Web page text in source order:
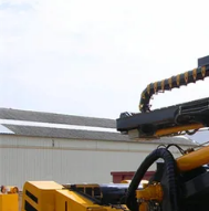
MAINTENANT
COMPANY
NEWS